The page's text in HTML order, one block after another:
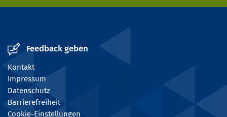
Feedback geben
Kontakt
Impressum
Datenschutz
Barrierefreiheit
Cookie-Einstellungen